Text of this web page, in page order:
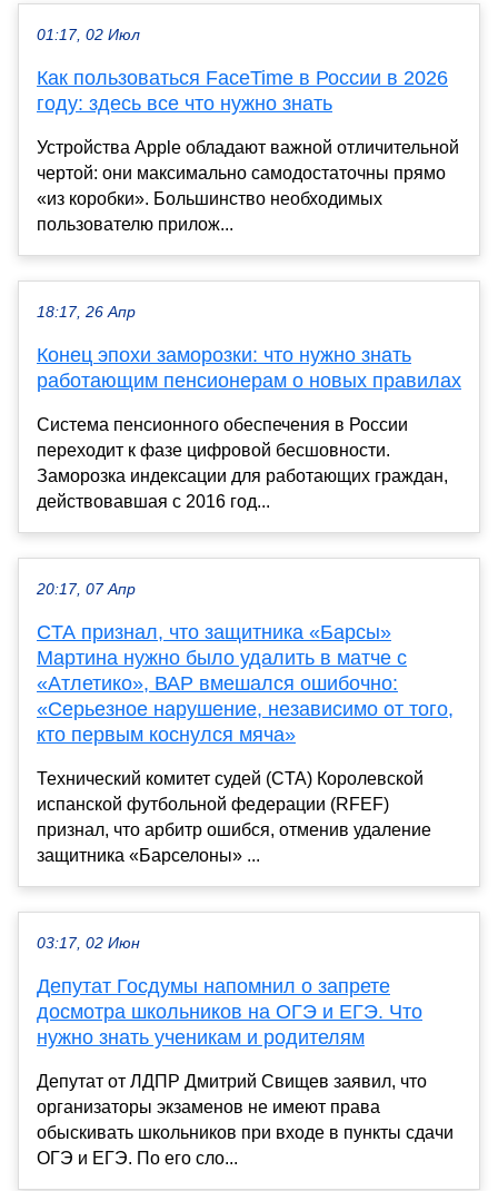
01:17, 02 Июл
Как пользоваться FaceTime в России в 2026
году: здесь все что нужно знать
Устройства Apple обладают важной отличительной
чертой: они максимально самодостаточны прямо
«из коробки». Большинство необходимых
пользователю прилож...
18:17, 26 Апр
Конец эпохи заморозки: что нужно знать
работающим пенсионерам о новых правилах
Система пенсионного обеспечения в России
переходит к фазе цифровой бесшовности.
Заморозка индексации для работающих граждан,
действовавшая с 2016 год...
20:17, 07 Апр
CTA признал, что защитника «Барсы»
Мартина нужно было удалить в матче с
«Атлетико», ВАР вмешался ошибочно:
«Серьезное нарушение, независимо от того,
кто первым коснулся мяча»
Технический комитет судей (CTA) Королевской
испанской футбольной федерации (RFEF)
признал, что арбитр ошибся, отменив удаление
защитника «Барселоны» ...
03:17, 02 Июн
Депутат Госдумы напомнил о запрете
досмотра школьников на ОГЭ и ЕГЭ. Что
нужно знать ученикам и родителям
Депутат от ЛДПР Дмитрий Свищев заявил, что
организаторы экзаменов не имеют права
обыскивать школьников при входе в пункты сдачи
ОГЭ и ЕГЭ. По его сло...